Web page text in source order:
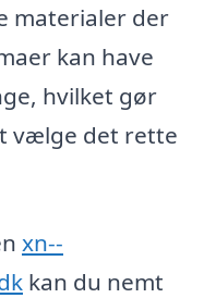
materialer der
kan have
hvilket gør
vælge det rette
xn--
kan du nemt